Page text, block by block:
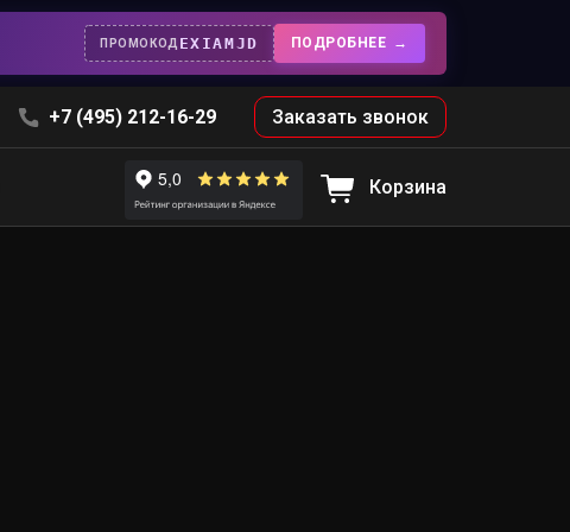
ПРОМОКОД EXIAMJD ПОДРОБНЕЕ
+7 (495) 212-16-29 Заказать звонок
Корзина